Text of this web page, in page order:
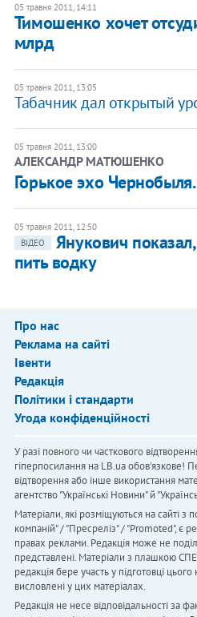
05 травня 2011, 14:11
Тимошенко хочет
млрд
05 травня 2011, 13:05
Табачник дал открытый
05 травня 2011, 13:00
АЛЕКСАНДР МАТЮШЕНКО
Горькое эхо
05 травня 2011, 12:50
ВІДЕО
Янукович
пить водку
Про нас
Реклама на сайті
Івенти
Редакція
Політики і стандарти
Угода конфіденційності
У разі повного чи часткового
гіперпосилання на LB.ua обов'язкове!
відтворення або інше використання
агентство "Українськi Новини" й
Матеріали, які розміщуються на сайті
компаній" / "Пресреліз" / "Promoted", є
правах реклами. Редакція може не
представлені. Матеріали з плашкою
редакція бере участь у підготовці
висловлені у цих матеріалах.
Редакція не несе відповідальності за